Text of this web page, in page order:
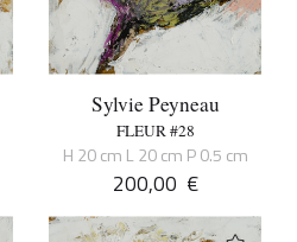
Sylvie Peyneau
FLEUR #28
H 20 cm L 20 cm P 0.5 cm
200,00 €